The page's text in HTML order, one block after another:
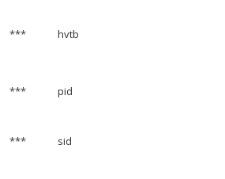
*** hvtb
*** pid
***
sid